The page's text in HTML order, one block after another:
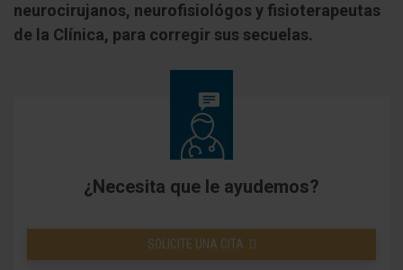
neurocirujanos, neurofisiológos y fisioterapeutas
de la Clínica, para corregir sus secuelas.
¿Necesita que le ayudemos?
SOLICITE UNA CITA